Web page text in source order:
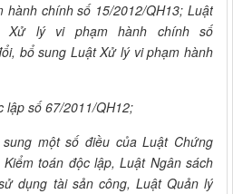
chính số 15/2012/QH13; Luật
Xử lý vi phạm hành chính số
bổ sung Luật Xử lý vi phạm hành
lập số 67/2011/QH12;
một số điều của Luật Chứng
toán độc lập, Luật Ngân sách
dụng tài sản công, Luật Quản lý